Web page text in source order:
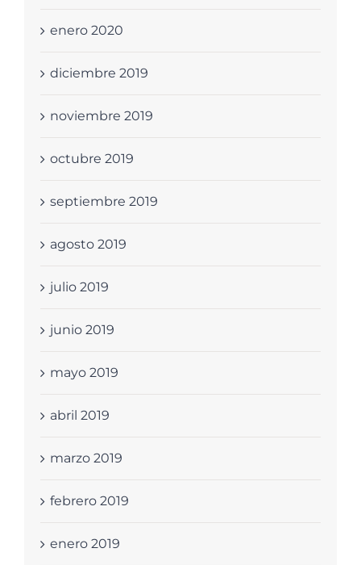
enero 2020
diciembre 2019
noviembre 2019
octubre 2019
septiembre 2019
agosto 2019
julio 2019
junio 2019
mayo 2019
abril 2019
marzo 2019
febrero 2019
enero 2019